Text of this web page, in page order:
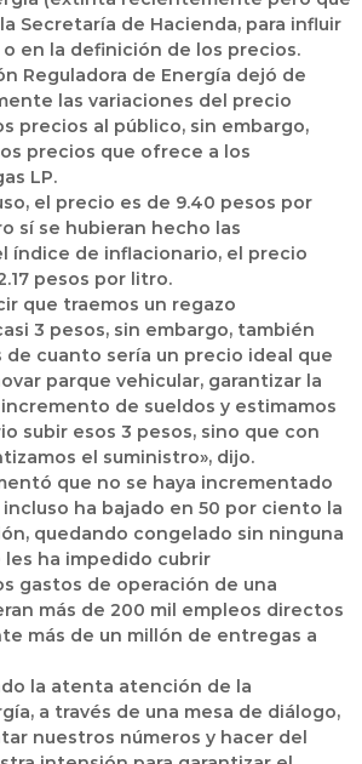
Secretaría de Hacienda, para influir
en la definición de los precios.
Reguladora de Energía dejó de
las variaciones del precio
precios al público, sin embargo,
precios que ofrece a los
LP.
el precio es de 9.40 pesos por
sí se hubieran hecho las
índice de inflacionario, el precio
pesos por litro.
que traemos un regazo
3 pesos, sin embargo, también
de cuanto sería un precio ideal que
parque vehicular, garantizar la
de sueldos y estimamos
subir esos 3 pesos, sino que con
el suministro», dijo.
que no se haya incrementado
ha bajado en 50 por ciento la
quedando congelado sin ninguna
les ha impedido cubrir
gastos de operación de una
más de 200 mil empleos directos
más de un millón de entregas a
la atenta atención de la
a través de una mesa de diálogo,
nuestros números y hacer del